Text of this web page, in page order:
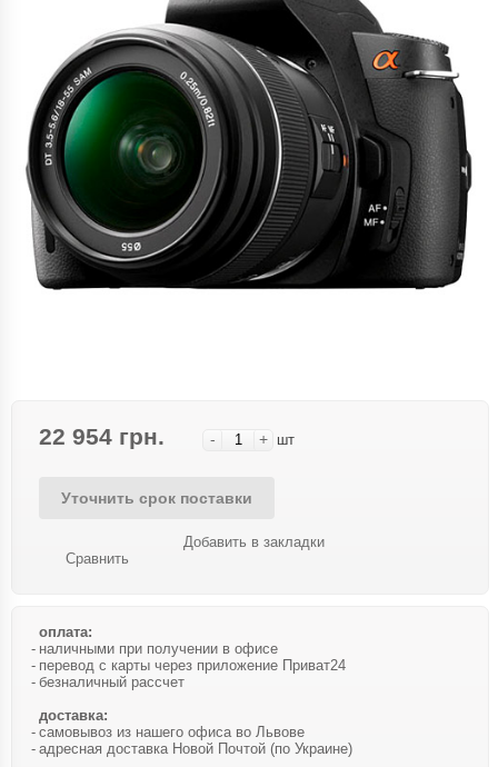
22 954 грн. - + шт
Уточнить срок поставки
Сравнить
Добавить в закладки
оплата:
наличными при получении в офисе
перевод с карты через приложение Приват24
безналичный рассчет
доставка:
самовывоз из нашего офиса во Львове
адресная доставка Новой Почтой (по Украине)